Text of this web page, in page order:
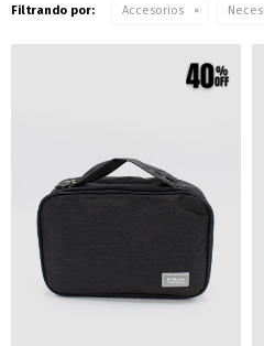
Filtrando por: Accesorios